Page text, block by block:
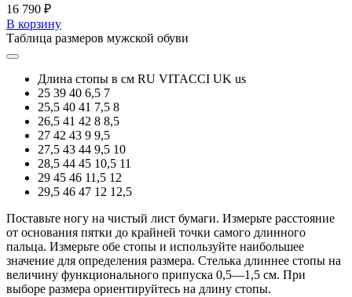
16 790 ₽
В корзину
Таблица размеров мужской обуви
Длина стопы в см RU VITACCI UK us
25 39 40 6,5 7
25,5 40 41 7,5 8
26,5 41 42 8 8,5
27 42 43 9 9,5
27,5 43 44 9,5 10
28,5 44 45 10,5 11
29 45 46 11,5 12
29,5 46 47 12 12,5
Поставьте ногу на чистый лист бумаги. Измерьте расстояние
от основания пятки до крайней точки самого длинного
пальца. Измерьте обе стопы и используйте наибольшее
значение для определения размера. Стелька длиннее стопы на
величину функционального припуска 0,5—1,5 см. При
выборе размера ориентируйтесь на длину стопы.